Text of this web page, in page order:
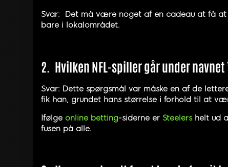
Svar: Det må være noget af en cadeau at få at
bare i lokalområdet.
2. Hvilken NFL-spiller går under navnet
Svar: Dette spørgsmål var måske en af de
fik han, grundet hans størrelse i forhold til at
Ifølge online betting-siderne er Steelershelt ud
fusen på alle.